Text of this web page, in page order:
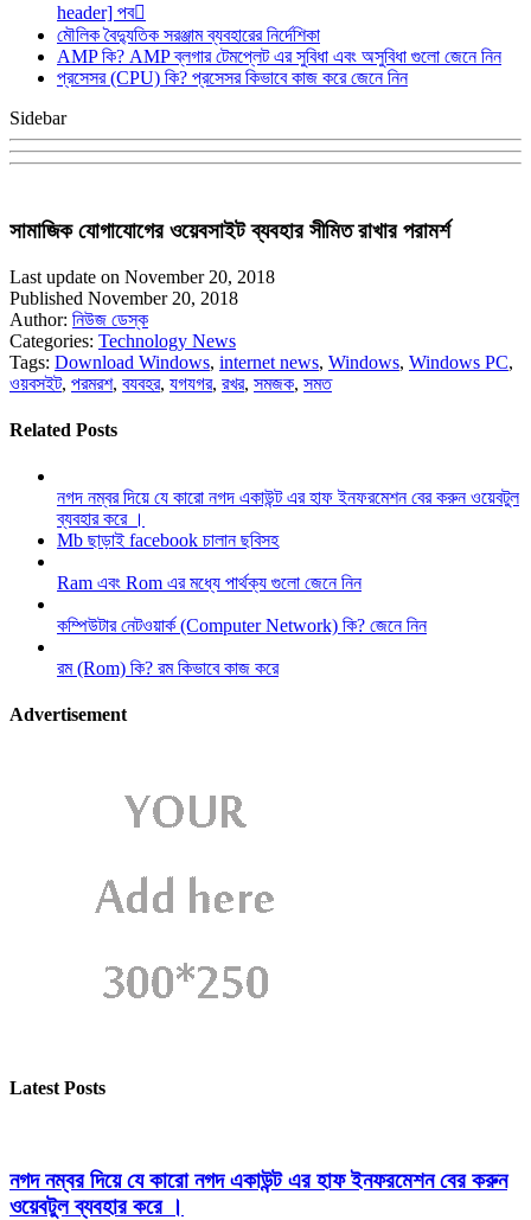
header] পব
মৌলিক বৈদ্যুতিক সরঞ্জাম ব্যবহারের নির্দেশিকা
AMP কি? AMP ব্লগার টেমপ্লেট এর সুবিধা এবং অসুবিধা গুলো জেনে নিন
প্রসেসর (CPU) কি? প্রসেসর কিভাবে কাজ করে জেনে নিন
Sidebar
সামাজিক যোগাযোগের ওয়েবসাইট ব্যবহার সীমিত রাখার পরামর্শ
Last update on November 20, 2018
Published November 20, 2018
Author: নিউজ ডেস্ক
Categories: Technology News
Tags: Download Windows, internet news, Windows, Windows PC,
ওয়বসইট, পরমরশ, বযবহর, যগযগর, রখর, সমজক, সমত
Related Posts
নগদ নম্বর দিয়ে যে কারো নগদ একাউন্ট এর হাফ ইনফরমেশন বের করুন ওয়েবটুল
ব্যবহার করে ।
Mb ছাড়াই facebook চালান ছবিসহ
Ram এবং Rom এর মধ্যে পার্থক্য গুলো জেনে নিন
কম্পিউটার নেটওয়ার্ক (Computer Network) কি? জেনে নিন
রম (Rom) কি? রম কিভাবে কাজ করে
Advertisement
Latest Posts
নগদ নম্বর দিয়ে যে কারো নগদ একাউন্ট এর হাফ ইনফরমেশন বের করুন
ওয়েবটুল ব্যবহার করে ।